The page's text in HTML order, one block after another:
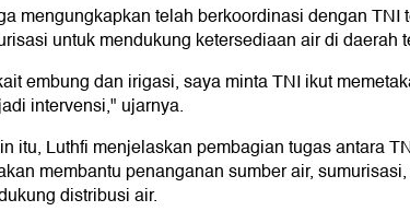
mengungkapkan telah berkoordinasi dengan TNI
untuk mendukung ketersediaan air di daerah
embung dan irigasi, saya minta TNI ikut
intervensi," ujarnya.
itu, Luthfi menjelaskan pembagian tugas antara
membantu penanganan sumber air,
distribusi air.